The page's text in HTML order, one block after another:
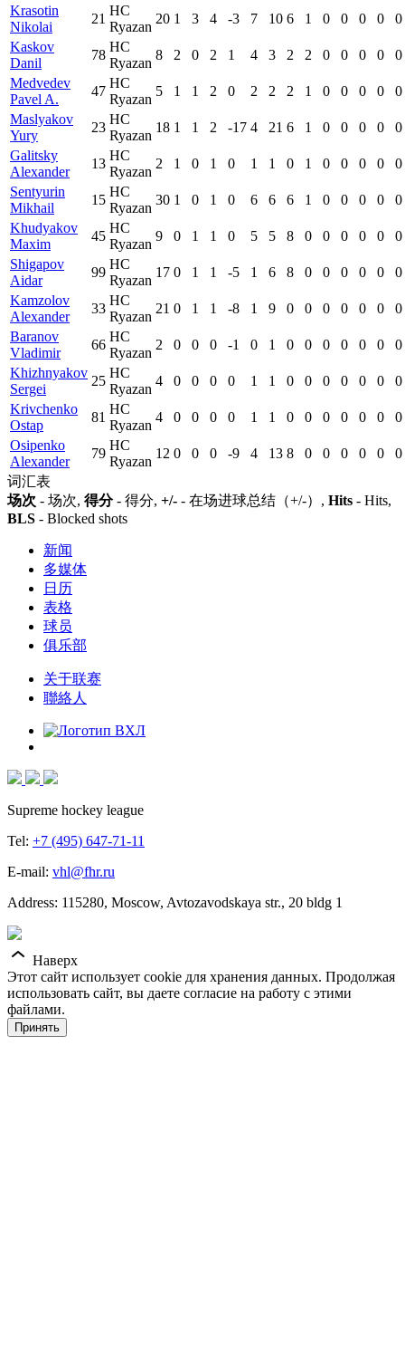
Krasotin
Nikolai
21
HC
Ryazan
20 1 3 4 -3 7 10 6 1 0 0 0 0
0
Kaskov
Danil
78
HC
Ryazan
8 2 0 2 1 4 3 2 2 0 0 0 0
0
Medvedev
Pavel A.
47
HC
Ryazan
5 1 1 2 0 2 2 2 1 0 0 0 0
0
Maslyakov
Yury
23
HC
Ryazan
18 1 1 2 -17 4 21 6 1 0 0 0 0
0
Galitsky
Alexander
13
HC
Ryazan
2 1 0 1 0 1 1 0 1 0 0 0 0
0
Sentyurin
Mikhail
15
HC
Ryazan
30 1 0 1 0 6 6 6 1 0 0 0 0
0
Khudyakov
Maxim
45
HC
Ryazan
9 0 1 1 0 5 5 8 0 0 0 0 0
0
Shigapov
Aidar
99
HC
Ryazan
17 0 1 1 -5 1 6 8 0 0 0 0 0
0
Kamzolov
Alexander
33
HC
Ryazan
21 0 1 1 -8 1 9 0 0 0 0 0 0
0
Baranov
Vladimir
66
HC
Ryazan
2 0 0 0 -1 0 1 0 0 0 0 0 0
0
Khizhnyakov
Sergei
25
HC
Ryazan
4 0 0 0 0 1 1 0 0 0 0 0 0
0
Krivchenko
Ostap
81
HC
Ryazan
4 0 0 0 0 1 1 0 0 0 0 0 0
0
Osipenko
Alexander
79
HC
Ryazan
12 0 0 0 -9 4 13 8 0 0 0 0 0
0
词汇表
场次 - 场次, 得分- 得分, +/- - 在场进球总结（+/-）, Hits - Hits,
BLS - Blocked shots
新闻
多媒体
日历
表格
球员
俱乐部
关于联赛
聯絡人
Supreme hockey league
Tel: +7 (495) 647-71-11
E-mail: vhl@fhr.ru
Address: 115280, Moscow, Avtozavodskaya str., 20 bldg 1
Наверх
Этот сайт использует cookie для хранения данных. Продолжая
использовать сайт, вы даете согласие на работу с этими
файлами.
Принять